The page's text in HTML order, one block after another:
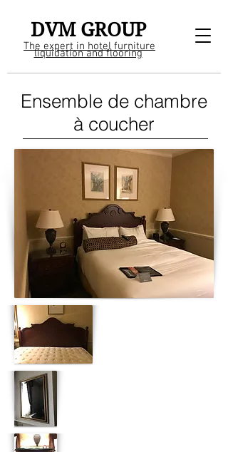
DVM GROUP
The expert in hotel furniture
liquidation and flooring
Ensemble de chambre
à coucher